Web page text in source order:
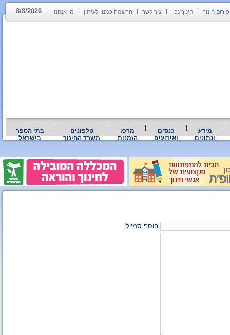
פורום חינוך חינוך נכון צור קשר הרשמה כמנוי לעיתון מי אנחנו 8/8/2026
מידע
ונתונים
כנסים
ואירועים
מרכז
הזמנות
טלפונים
משרד החינוך
בתי הספר
בישראל
הוסף סמיילי